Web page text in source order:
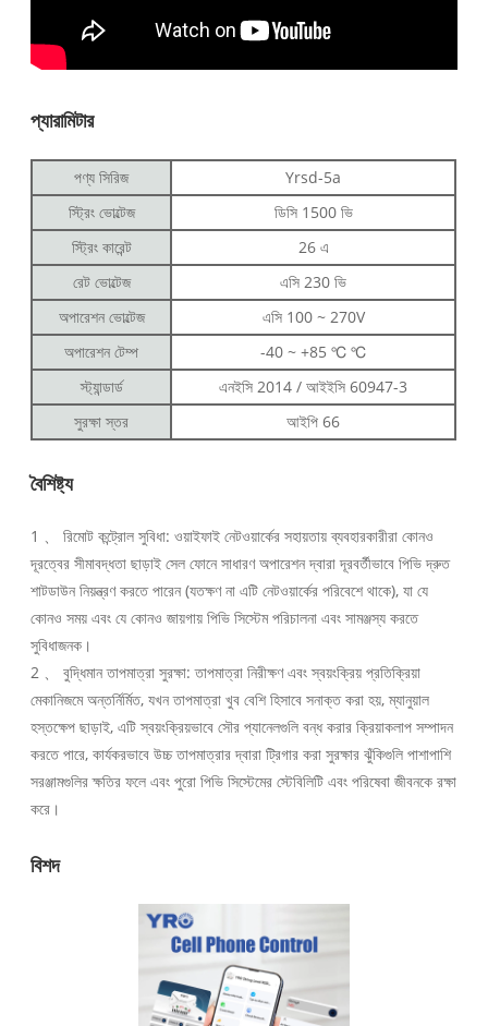
প্যারামিটার
পণ্য সিরিজ
Yrsd-5a
স্ট্রিং ভোল্টেজ
ডিসি 1500 ভি
স্ট্রিং কারেন্ট
26 এ
রেট ভোল্টেজ
এসি 230 ভি
অপারেশন ভোল্টেজ
এসি 100 ~ 270V
অপারেশন টেম্প
-40 ~ +85 ℃ ℃
স্ট্যান্ডার্ড
এনইসি 2014 / আইইসি 60947-3
সুরক্ষা স্তর
আইপি 66
বৈশিষ্ট্য
1 、 রিমোট কন্ট্রোল সুবিধা: ওয়াইফাই নেটওয়ার্কের সহায়তায় ব্যবহারকারীরা কোনও
দূরত্বের সীমাবদ্ধতা ছাড়াই সেল ফোনে সাধারণ অপারেশন দ্বারা দূরবর্তীভাবে পিভি দ্রুত
শাটডাউন নিয়ন্ত্রণ করতে পারেন (যতক্ষণ না এটি নেটওয়ার্কের পরিবেশে থাকে), যা যে
কোনও সময় এবং যে কোনও জায়গায় পিভি সিস্টেম পরিচালনা এবং সামঞ্জস্য করতে
সুবিধাজনক।
2 、 বুদ্ধিমান তাপমাত্রা সুরক্ষা: তাপমাত্রা নিরীক্ষণ এবং স্বয়ংক্রিয় প্রতিক্রিয়া
মেকানিজমে অন্তর্নির্মিত, যখন তাপমাত্রা খুব বেশি হিসাবে সনাক্ত করা হয়, ম্যানুয়াল
হস্তক্ষেপ ছাড়াই, এটি স্বয়ংক্রিয়ভাবে সৌর প্যানেলগুলি বন্ধ করার ক্রিয়াকলাপ সম্পাদন
করতে পারে, কার্যকরভাবে উচ্চ তাপমাত্রার দ্বারা ট্রিগার করা সুরক্ষার ঝুঁকিগুলি পাশাপাশি
সরঞ্জামগুলির ক্ষতির ফলে এবং পুরো পিভি সিস্টেমের স্টেবিলিটি এবং পরিষেবা জীবনকে রক্ষা
করে।
বিশদ